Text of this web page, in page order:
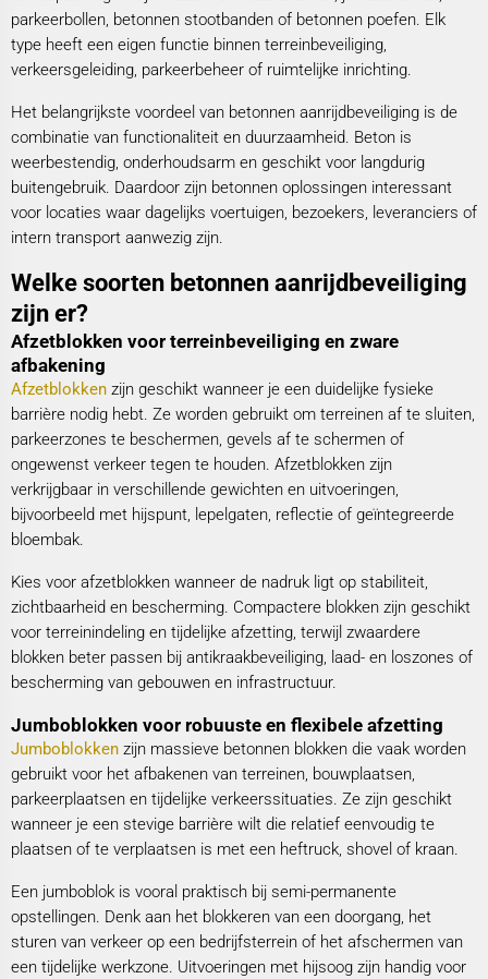
parkeerbollen, betonnen stootbanden of betonnen poefen. Elk
type heeft een eigen functie binnen terreinbeveiliging,
verkeersgeleiding, parkeerbeheer of ruimtelijke inrichting.
Het belangrijkste voordeel van betonnen aanrijdbeveiliging is de
combinatie van functionaliteit en duurzaamheid. Beton is
weerbestendig, onderhoudsarm en geschikt voor langdurig
buitengebruik. Daardoor zijn betonnen oplossingen interessant
voor locaties waar dagelijks voertuigen, bezoekers, leveranciers of
intern transport aanwezig zijn.
Welke soorten betonnen aanrijdbeveiliging
zijn er?
Afzetblokken voor terreinbeveiliging en zware
afbakening
Afzetblokkenzijn geschikt wanneer je een duidelijke fysieke
barrière nodig hebt. Ze worden gebruikt om terreinen af te sluiten,
parkeerzones te beschermen, gevels af te schermen of
ongewenst verkeer tegen te houden. Afzetblokken zijn
verkrijgbaar in verschillende gewichten en uitvoeringen,
bijvoorbeeld met hijspunt, lepelgaten, reflectie of geïntegreerde
bloembak.
Kies voor afzetblokken wanneer de nadruk ligt op stabiliteit,
zichtbaarheid en bescherming. Compactere blokken zijn geschikt
voor terreinindeling en tijdelijke afzetting, terwijl zwaardere
blokken beter passen bij antikraakbeveiliging, laad- en loszones of
bescherming van gebouwen en infrastructuur.
Jumboblokken voor robuuste en flexibele afzetting
Jumboblokkenzijn massieve betonnen blokken die vaak worden
gebruikt voor het afbakenen van terreinen, bouwplaatsen,
parkeerplaatsen en tijdelijke verkeerssituaties. Ze zijn geschikt
wanneer je een stevige barrière wilt die relatief eenvoudig te
plaatsen of te verplaatsen is met een heftruck, shovel of kraan.
Een jumboblok is vooral praktisch bij semi-permanente
opstellingen. Denk aan het blokkeren van een doorgang, het
sturen van verkeer op een bedrijfsterrein of het afschermen van
een tijdelijke werkzone. Uitvoeringen met hijsoog zijn handig voor